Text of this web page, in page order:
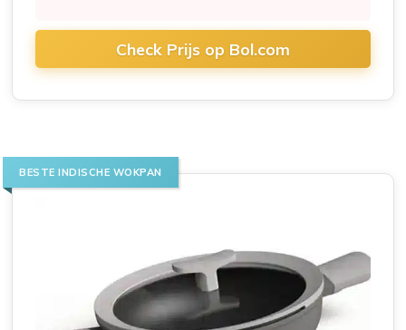
Check Prijs op Bol.com
BESTE INDISCHE WOKPAN